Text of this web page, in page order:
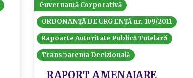
Guvernanță Corporativă
ORDONANȚĂ DE URGENȚĂ nr. 109/2011
Rapoarte Autoritate Publică Tutelară
Transparența Decizională
RAPORT AMENAJARE